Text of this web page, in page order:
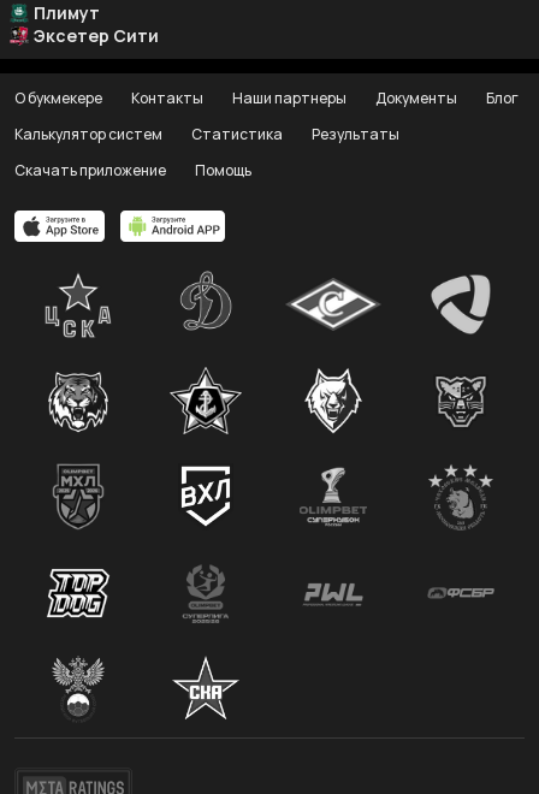
Плимут
Эксетер Сити
О букмекере Контакты Наши партнеры Документы
Блог
Калькулятор систем
Статистика
Результаты
Скачать приложение
Помощь